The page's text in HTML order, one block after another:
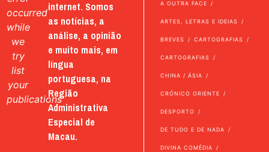
occurred
while
we
try
list
your
publications
internet. Somos
as notícias, a
análise, a opinião
e muito mais, em
língua
portuguesa, na
Região
Administrativa
Especial de
Macau.
A OUTRA FACE
ARTES, LETRAS E IDEIAS
BREVES CARTOGRAFIAS
CARTOGRAFIAS
CHINA / ÁSIA
CRÓNICO ORIENTE
DESPORTO
DE TUDO E DE NADA
DIVINA COMÉDIA